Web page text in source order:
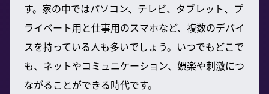
す。家の中ではパソコン、テレビ、タブレット、プ
ライベート用と仕事用のスマホなど、複数のデバイ
スを持っている人も多いでしょう。いつでもどこで
も、ネットやコミュニケーション、娯楽や刺激につ
ながることができる時代です。